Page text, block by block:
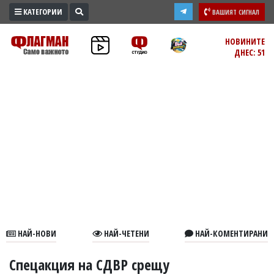
ПРОМО
ЗОНА
В
КАТЕГОРИИ ВАШИЯТ СИГНАЛ
НОВИНИТЕ
ДНЕС: 51
НАЙ-НОВИ НАЙ-ЧЕТЕНИ НАЙ-КОМЕНТИРАНИ
Спецакция на СДВР срещу